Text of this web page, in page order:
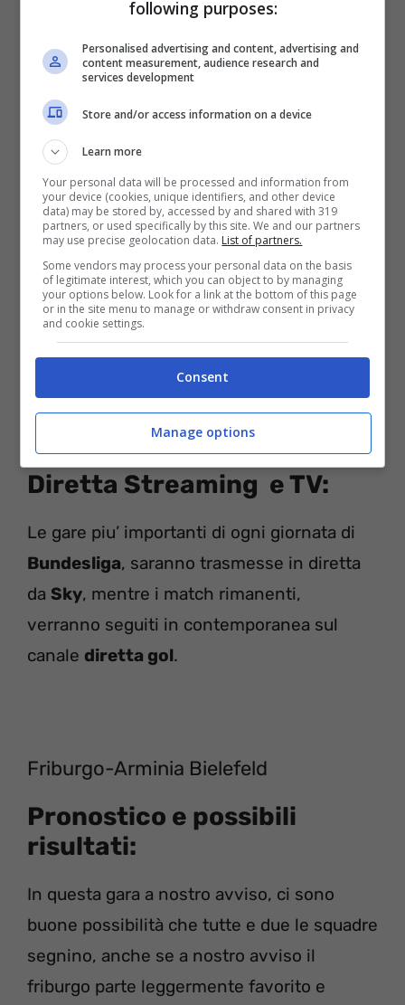
Meteo e info dal campo:
Previsioni meteo: 3 gradi, tempo nuvoloso,
campo in discreto stato
Diretta Streaming e TV:
Le gare piu’ importanti di ogni giornata di
Bundesliga, saranno trasmesse in diretta
da Sky, mentre i match rimanenti,
verranno seguiti in contemporanea sul
canale diretta gol.
Friburgo-Arminia Bielefeld
Pronostico e possibili
risultati:
In questa gara a nostro avviso, ci sono
buone possibilità che tutte e due le squadre
segnino, anche se a nostro avviso il
friburgo parte leggermente favorito e
following purposes:
Personalised advertising and content, advertising and
content measurement, audience research and
services development
Store and/or access information on a device
Learn more
Your personal data will be processed and information from
your device (cookies, unique identifiers, and other device
data) may be stored by, accessed by and shared with 319
partners, or used specifically by this site. We and our partners
may use precise geolocation data. List of partners.
Some vendors may process your personal data on the basis
of legitimate interest, which you can object to by managing
your options below. Look for a link at the bottom of this page
or in the site menu to manage or withdraw consent in privacy
and cookie settings.
Consent
Manage options